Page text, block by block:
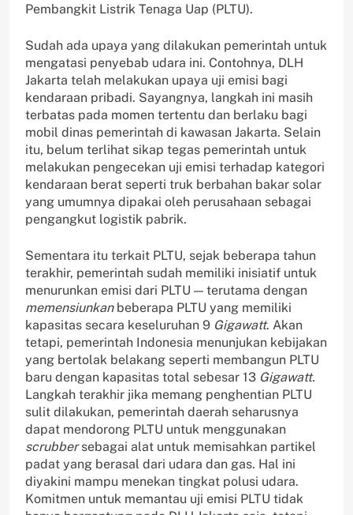
Pembangkit Listrik Tenaga Uap (PLTU).
Sudah ada upaya yang dilakukan pemerintah untuk
mengatasi penyebab udara ini. Contohnya, DLH
Jakarta telah melakukan upaya uji emisi bagi
kendaraan pribadi. Sayangnya, langkah ini masih
terbatas pada momen tertentu dan berlaku bagi
mobil dinas pemerintah di kawasan Jakarta. Selain
itu, belum terlihat sikap tegas pemerintah untuk
melakukan pengecekan uji emisi terhadap kategori
kendaraan berat seperti truk berbahan bakar solar
yang umumnya dipakai oleh perusahaan sebagai
pengangkut logistik pabrik.
Sementara itu terkait PLTU, sejak beberapa tahun
terakhir, pemerintah sudah memiliki inisiatif untuk
menurunkan emisi dari PLTU — terutama dengan
memensiunkanbeberapa PLTU yang memiliki
kapasitas secara keseluruhan 9 Gigawatt. Akan
tetapi, pemerintah Indonesia menunjukan kebijakan
yang bertolak belakang seperti membangun PLTU
baru dengan kapasitas total sebesar 13 Gigawatt.
Langkah terakhir jika memang penghentian PLTU
sulit dilakukan, pemerintah daerah seharusnya
dapat mendorong PLTU untuk menggunakan
scrubbersebagai alat untuk memisahkan partikel
padat yang berasal dari udara dan gas. Hal ini
diyakini mampu menekan tingkat polusi udara.
Komitmen untuk memantau uji emisi PLTU tidak